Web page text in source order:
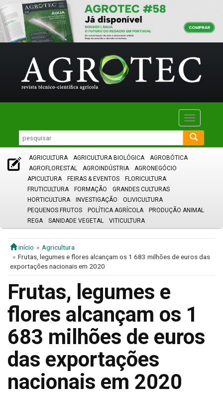
Toggle
AGRICULTURA AGRICULTURA BIOLÓGICA
AGROBÓTICA
AGROFLORESTAL
AGROINDÚSTRIA
AGRONEGÓCIO
APICULTURA
FEIRAS & EVENTOS
FLORICULTURA
FRUTICULTURA
FORMAÇÃO
GRANDES CULTURAS
HORTICULTURA
INVESTIGAÇÃO
OLIVICULTURA
PEQUENOS FRUTOS
POLÍTICA AGRÍCOLA
PRODUÇÃO ANIMAL
REGA
SANIDADE VEGETAL VITICULTURA
início
Agricultura
Frutas, legumes e flores alcançam os 1 683 milhões de euros das
exportações nacionais em 2020
Frutas, legumes e
flores alcançam os 1
683 milhões de euros
das exportações
nacionais em 2020